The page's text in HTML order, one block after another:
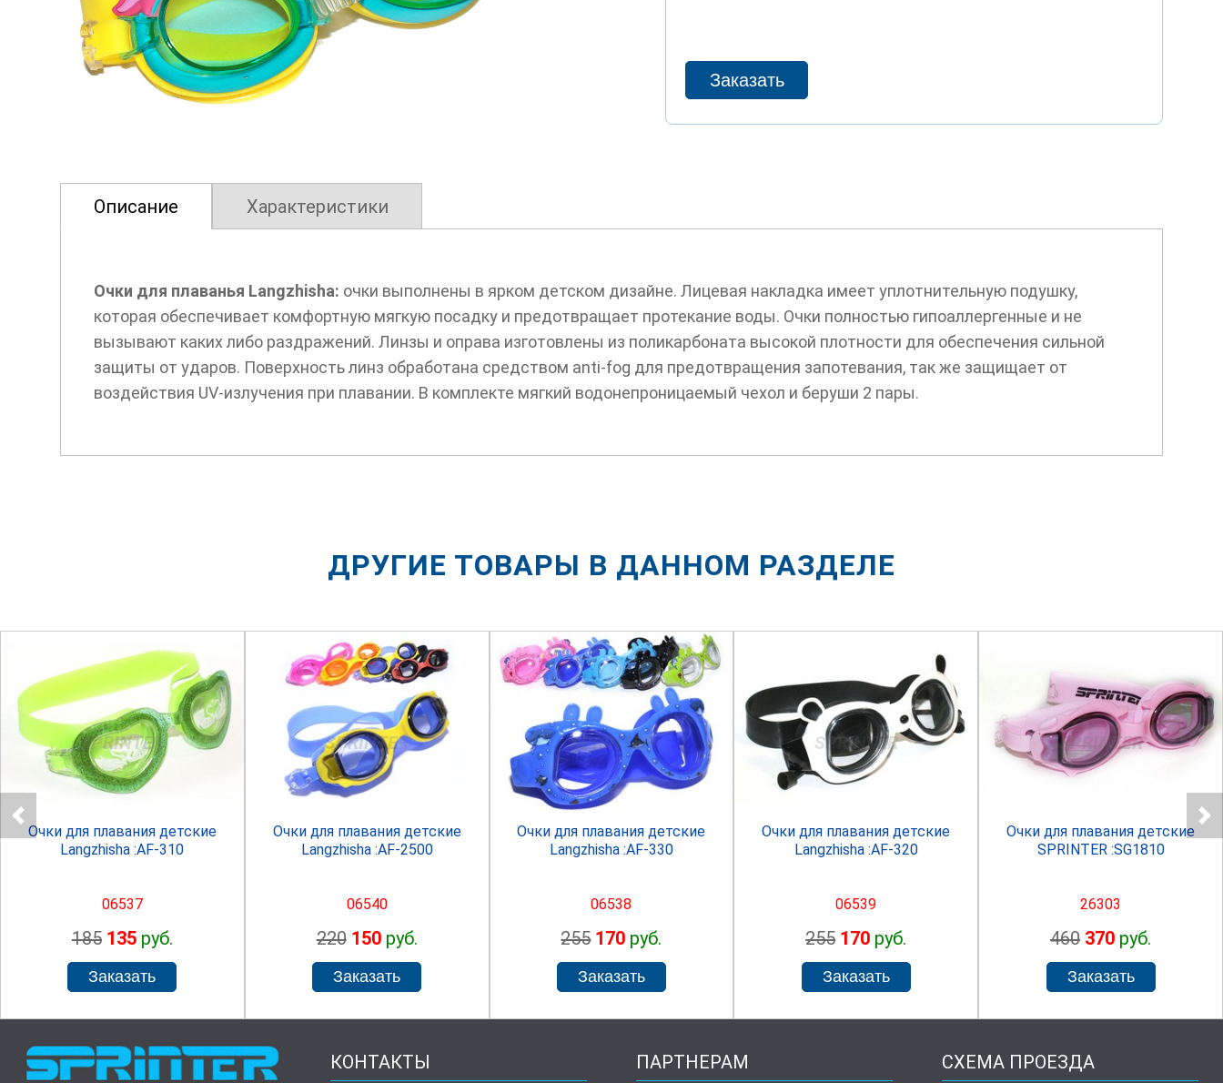
Описание Характеристики
Очки для плаванья Langzhisha: очки выполнены в ярком детском дизайне. Лицевая накладка имеет уплотнительную подушку,
которая обеспечивает комфортную мягкую посадку и предотвращает протекание воды. Очки полностью гипоаллергенные и не
вызывают каких либо раздражений. Линзы и оправа изготовлены из поликарбоната высокой плотности для обеспечения сильной
защиты от ударов. Поверхность линз обработана средством anti-fog для предотвращения запотевания, так же защищает от
воздействия UV-излучения при плавании. В комплекте мягкий водонепроницаемый чехол и беруши 2 пары.
ДРУГИЕ ТОВАРЫ В ДАННОМ РАЗДЕЛЕ
SPRINTER
Очки для плавания детские
Langzhisha :AF-310
06537
185 135руб.
SPRINTER
Очки для плавания детские
Langzhisha :AF-2500
06540
220 150руб.
SPRINTER
Очки для плавания детские
Langzhisha :AF-330
06538
255 170 руб.
SPRINTER
Очки для плавания детские
Langzhisha :AF-320
06539
255 170 руб.
SPRINTER
Очки для плавания детские
SPRINTER :SG1810
26303
460 370 руб.
КОНТАКТЫ ПАРТНЕРАМ СХЕМА ПРОЕЗДА